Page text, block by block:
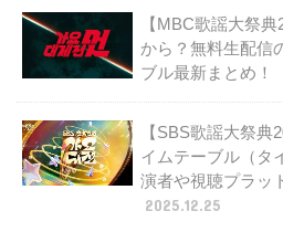
【MBC歌謡大祭
から？無料生配信
ブル最新まとめ！
【SBS歌謡大祭典
イムテーブル（タ
演者や視聴プラッ
2025.12.25